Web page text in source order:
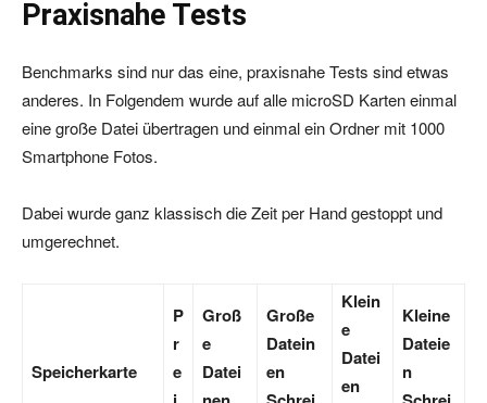
Praxisnahe Tests
Benchmarks sind nur das eine, praxisnahe Tests sind etwas
anderes. In Folgendem wurde auf alle microSD Karten einmal
eine große Datei übertragen und einmal ein Ordner mit 1000
Smartphone Fotos.
Dabei wurde ganz klassisch die Zeit per Hand gestoppt und
umgerechnet.
Speicherkarte
P
r
e
Groß
e
Datei
Große
Datein
en
Klein
e
Datei
en
Kleine
Dateie
n